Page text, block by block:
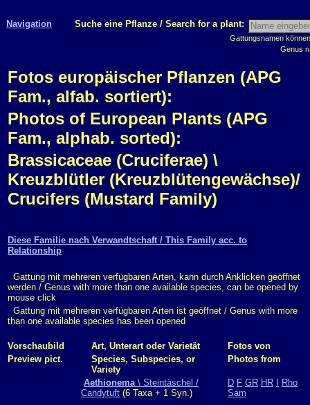
Navigation Suche eine Pflanze / Search for a plant:
Gattungsnamen
Genus
Fotos europäischer Pflanzen (APG
Fam., alfab. sortiert):
Photos of European Plants (APG
Fam., alphab. sorted):
Brassicaceae (Cruciferae) \
Kreuzblütler (Kreuzblütengewächse)/
Crucifers (Mustard Family)
Diese Familie nach Verwandtschaft / This Family acc. to
Relationship
Gattung mit mehreren verfügbaren Arten, kann durch Anklicken geöffnet
werden / Genus with more than one available species, can be opened by
mouse click
Gattung mit mehreren verfügbaren Arten ist geöffnet / Genus with more
than one available species has been opened
Vorschaubild Art, Unterart oder Varietät
Fotos von
Preview pict.
Species, Subspecies, or
Variety
Photos from
Aethionema\ Steintäschel /
Candytuft (6 Taxa + 1 Syn.)
D F GR HR
Rho
Sam